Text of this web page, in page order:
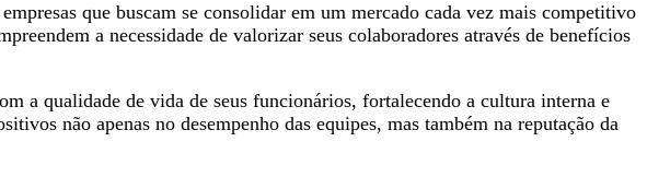
que buscam se consolidar em um mercado cada vez mais competitivo
a necessidade de valorizar seus colaboradores através de benefícios
a qualidade de vida de seus funcionários, fortalecendo a cultura interna e
não apenas no desempenho das equipes, mas também na reputação da